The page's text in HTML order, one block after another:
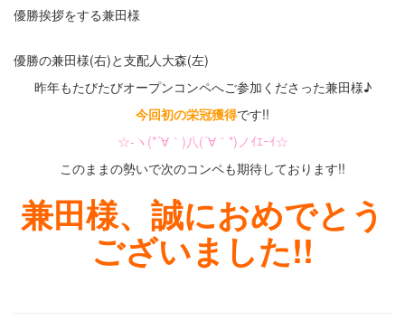
優勝挨拶をする兼田様
優勝の兼田様(右)と支配人大森(左)
昨年もたびたびオープンコンペへご参加くださった兼田様♪
今回初の栄冠獲得です!!
☆-ヽ(*´∀｀)八(´∀｀*)ノｲｴｰｲ☆
このままの勢いで次のコンペも期待しております!!
兼田様、誠におめでとう
ございました!!